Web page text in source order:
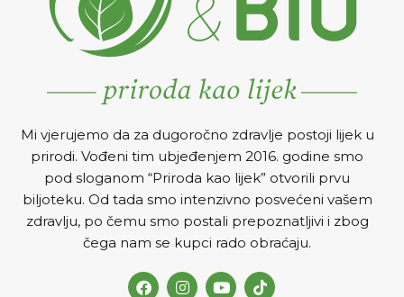
Mi vjerujemo da za dugoročno zdravlje postoji lijek u
prirodi. Vođeni tim ubjeđenjem 2016. godine smo
pod sloganom “Priroda kao lijek” otvorili prvu
biljoteku. Od tada smo intenzivno posvećeni vašem
zdravlju, po čemu smo postali prepoznatljivi i zbog
čega nam se kupci rado obraćaju.